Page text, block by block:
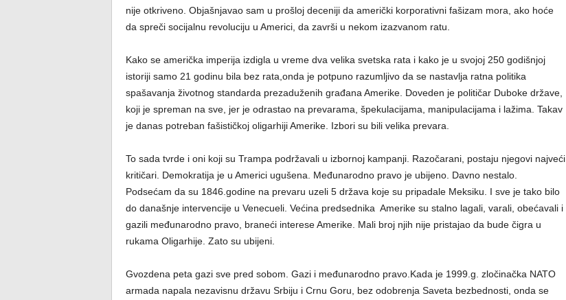
nije otkriveno. Objašnjavao sam u prošloj deceniji da američki korporativni fašizam mora, ako hoće
da spreči socijalnu revoluciju u Americi, da završi u nekom izazvanom ratu.
Kako se američka imperija izdigla u vreme dva velika svetska rata i kako je u svojoj 250 godišnjoj
istoriji samo 21 godinu bila bez rata,onda je potpuno razumljivo da se nastavlja ratna politika
spašavanja životnog standarda prezaduženih građana Amerike. Doveden je političar Duboke države,
koji je spreman na sve, jer je odrastao na prevarama, špekulacijama, manipulacijama i lažima. Takav
je danas potreban fašističkoj oligarhiji Amerike. Izbori su bili velika prevara.
To sada tvrde i oni koji su Trampa podržavali u izbornoj kampanji. Razočarani, postaju njegovi najveći
kritičari. Demokratija je u Americi ugušena. Međunarodno pravo je ubijeno. Davno nestalo.
Podsećam da su 1846.godine na prevaru uzeli 5 država koje su pripadale Meksiku. I sve je tako bilo
do današnje intervencije u Venecueli. Većina predsednika Amerike su stalno lagali, varali, obećavali i
gazili međunarodno pravo, braneći interese Amerike. Mali broj njih nije pristajao da bude čigra u
rukama Oligarhije. Zato su ubijeni.
Gvozdena peta gazi sve pred sobom. Gazi i međunarodno pravo.Kada je 1999.g. zločinačka NATO
armada napala nezavisnu državu Srbiju i Crnu Goru, bez odobrenja Saveta bezbednosti, onda se